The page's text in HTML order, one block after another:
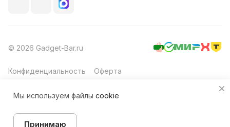
© 2026 Gadget-Bar.ru
Конфиденциальность Оферта
Мы используем файлы cookie
Принимаю